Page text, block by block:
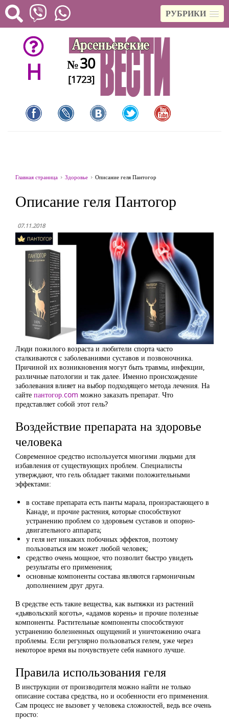
РУБРИКИ
H №30
[1723]
Главная страница Здоровье Описание геля Пантогор
Описание геля Пантогор
07.11.2018
Люди пожилого возраста и любители спорта часто
сталкиваются с заболеваниями суставов и позвоночника.
Причиной их возникновения могут быть травмы, инфекции,
различные патологии и так далее. Именно происхождение
заболевания влияет на выбор подходящего метода лечения. На
сайте пантогор.com можно заказать препарат. Что
представляет собой этот гель?
Воздействие препарата на здоровье
человека
Современное средство используется многими людьми для
избавления от существующих проблем. Специалисты
утверждают, что гель обладает такими положительными
эффектами:
в составе препарата есть панты марала, произрастающего в
Канаде, и прочие растения, которые способствуют
устранению проблем со здоровьем суставов и опорно-
двигательного аппарата;
у геля нет никаких побочных эффектов, поэтому
пользоваться им может любой человек;
средство очень мощное, что позволит быстро увидеть
результаты его применения;
основные компоненты состава являются гармоничным
дополнением друг друга.
В средстве есть такие вещества, как вытяжки из растений
«дьявольский коготь», «адамов корень» и прочие полезные
компоненты. Растительные компоненты способствуют
устранению болезненных ощущений и уничтожению очага
проблемы. Если регулярно пользоваться гелем, уже через
некоторое время вы почувствуете себя намного лучше.
Правила использования геля
В инструкции от производителя можно найти не только
описание состава средства, но и особенности его применения.
Сам процесс не вызовет у человека сложностей, ведь все очень
просто: